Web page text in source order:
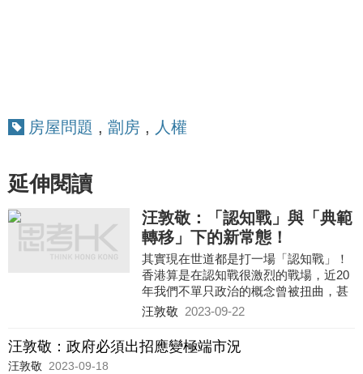
房屋問題 , 劏房 , 人權
延伸閱讀
汪敦敬：「認知戰」與「典範
轉移」下的新常態！
其實現在世道都是打一場「認知戰」！
香港算是在認知戰很激烈的戰場，近20
年我們不單只政治的概念曾被扭曲，甚
至置業和奮鬥概念也被扭曲！要振興香
維護，筆者認為香港的置業概念和奮鬥
文化是出了問題，甚至港人對服務的承
汪敦敬 2023-09-22
汪敦敬：政府必須出招應變極端市況
汪敦敬 2023-09-18